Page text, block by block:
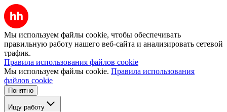
Мы используем файлы cookie, чтобы обеспечивать
правильную работу нашего веб-сайта и анализировать сетевой
трафик.
Правила использования файлов cookie
Мы используем файлы cookie. Правила использования
файлов cookie
Понятно
Ищу работу